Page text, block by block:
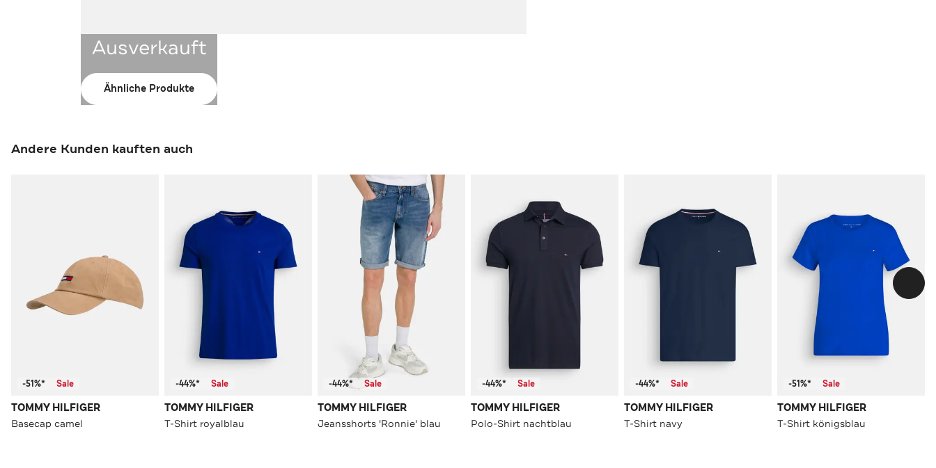
Ausverkauft
Ähnliche Produkte
Andere Kunden kauften auch
-51%* Sale
TOMMY HILFIGER
Basecap camel
-44%* Sale
TOMMY HILFIGER
T-Shirt royalblau
-44%* Sale
TOMMY HILFIGER
Jeansshorts 'Ronnie' blau
-44%* Sale
TOMMY HILFIGER
Polo-Shirt nachtblau
-44%* Sale
TOMMY HILFIGER
T-Shirt navy
-51%* Sale
TOMMY HILFIGER
T-Shirt königsblau